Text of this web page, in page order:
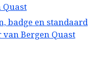
badge en standaard
van Bergen Quast